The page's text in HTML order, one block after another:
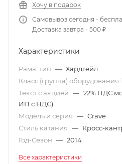
Хочу в подарок
Самовывоз сегодня -
Доставка завтра - 500 ₽
Характеристики
Рама: тип — Хардтейл
Класс (группа) оборудования
Текст с акцией — 22% НДС
ИП с НДС)
Модель и серия — Crave
Стиль катания — Кросс-
Год-Сезон — 2014
Все характеристики